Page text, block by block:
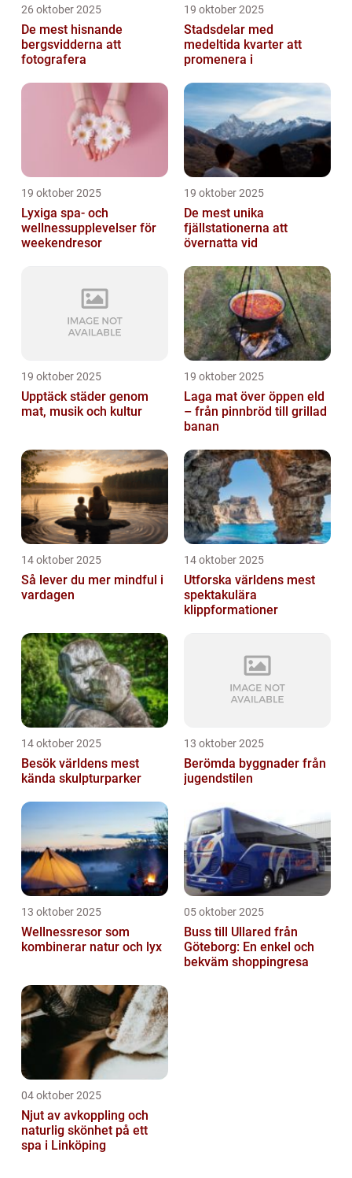
26 oktober 2025
De mest hisnande
bergsvidderna att
fotografera
19 oktober 2025
Stadsdelar med
medeltida kvarter att
promenera i
19 oktober 2025
Lyxiga spa- och
wellnessupplevelser för
weekendresor
19 oktober 2025
De mest unika
fjällstationerna att
övernatta vid
19 oktober 2025
Upptäck städer genom
mat, musik och kultur
19 oktober 2025
Laga mat över öppen eld
– från pinnbröd till grillad
banan
14 oktober 2025
Så lever du mer mindful i
vardagen
14 oktober 2025
Utforska världens mest
spektakulära
klippformationer
14 oktober 2025
Besök världens mest
kända skulpturparker
13 oktober 2025
Berömda byggnader från
jugendstilen
13 oktober 2025
Wellnessresor som
kombinerar natur och lyx
05 oktober 2025
Buss till Ullared från
Göteborg: En enkel och
bekväm shoppingresa
04 oktober 2025
Njut av avkoppling och
naturlig skönhet på ett
spa i Linköping